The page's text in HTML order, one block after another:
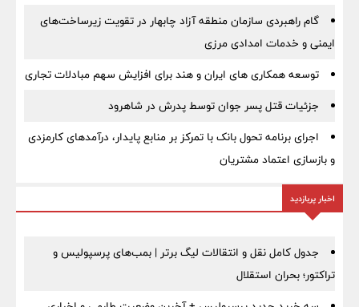
گام راهبردی سازمان منطقه آزاد چابهار در تقویت زیرساخت‌های
ایمنی و خدمات امدادی مرزی
توسعه همکاری های ایران و هند برای افزایش سهم مبادلات تجاری
جزئیات قتل پسر جوان توسط پدرش در شاهرود
اجرای برنامه تحول بانک با تمرکز بر منابع پایدار، درآمدهای کارمزدی
و بازسازی اعتماد مشتریان
اخبار پربازدید
جدول کامل نقل و انتقالات لیگ برتر | بمب‌های پرسپولیس و
تراکتور؛ بحران استقلال